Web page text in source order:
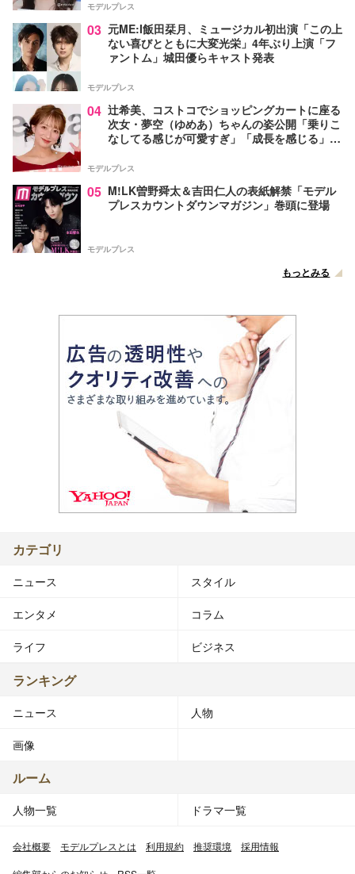
モデルプレス
03 元ME:I飯田栞月、ミュージカル初出演「この上
ない喜びとともに大変光栄」4年ぶり上演「フ
ァントム」城田優らキャスト発表
モデルプレス
04 辻希美、コストコでショッピングカートに座る
次女・夢空（ゆめあ）ちゃんの姿公開「乗りこ
なしてる感じが可愛すぎ」「成長を感じる」の
モデルプレス
05 M!LK曽野舜太＆吉田仁人の表紙解禁「モデル
プレスカウントダウンマガジン」巻頭に登場
モデルプレス
もっとみる
カテゴリ
ニュース スタイル
エンタメ コラム
ライフ ビジネス
ランキング
ニュース 人物
画像
ルーム
人物一覧 ドラマ一覧
会社概要 モデルプレスとは 利用規約 推奨環境 採用情報